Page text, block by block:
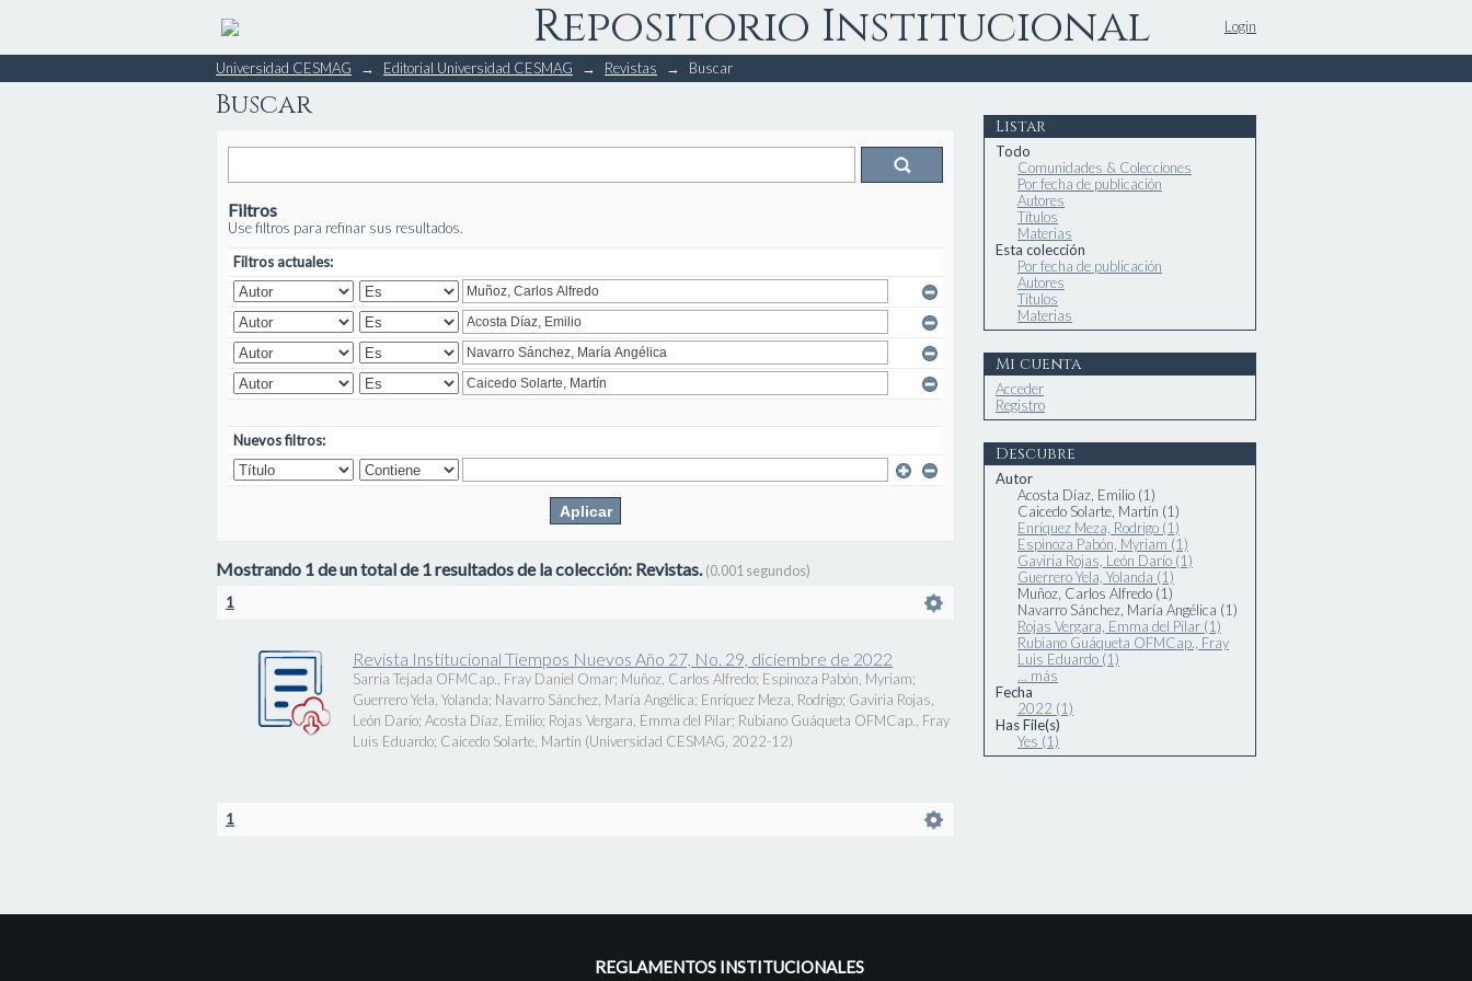
Repositorio Institucional
Buscar
Login
Universidad CESMAG → Editorial Universidad CESMAG → Revistas → Buscar
Buscar
Filtros
Use filtros para refinar sus resultados.
Filtros actuales:
Nuevos filtros:
Mostrando 1 de un total de 1 resultados de la colección: Revistas.(0.001 segundos)
1
Revista Institucional Tiempos Nuevos Año 27, No. 29, diciembre de 2022
Sarria Tejada OFMCap., Fray Daniel Omar; Muñoz, Carlos Alfredo; Espinoza Pabón, Myriam;
Guerrero Yela, Yolanda; Navarro Sánchez, María Angélica; Enríquez Meza, Rodrigo; Gaviria Rojas,
León Darío; Acosta Díaz, Emilio; Rojas Vergara, Emma del Pilar; Rubiano Guáqueta OFMCap., Fray
Luis Eduardo; Caicedo Solarte, Martín (Universidad CESMAG 2022-12)
1
Listar
Todo
Comunidades & Colecciones
Por fecha de publicación
Autores
Títulos
Materias
Esta colección
Por fecha de publicación
Autores
Títulos
Materias
Mi cuenta
Acceder
Registro
Descubre
Autor
Acosta Díaz, Emilio (1)
Caicedo Solarte, Martín (1)
Enríquez Meza, Rodrigo (1)
Espinoza Pabón, Myriam (1)
Gaviria Rojas, León Darío (1)
Guerrero Yela, Yolanda (1)
Muñoz, Carlos Alfredo (1)
Navarro Sánchez, María Angélica (1)
Rojas Vergara, Emma del Pilar (1)
Rubiano Guáqueta OFMCap., Fray
Luis Eduardo (1)
... más
Fecha
2022 (1)
Has File(s)
Yes (1)
REGLAMENTOS INSTITUCIONALES